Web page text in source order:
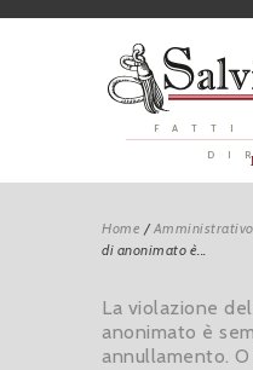
Home /Amministrativo
di anonimato è...
La violazione
anonimato è
annullamento. O